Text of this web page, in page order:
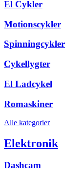
El Cykler
Motionscykler
Spinningcykler
Cykellygter
El Ladcykel
Romaskiner
Alle kategorier
Elektronik
Dashcam